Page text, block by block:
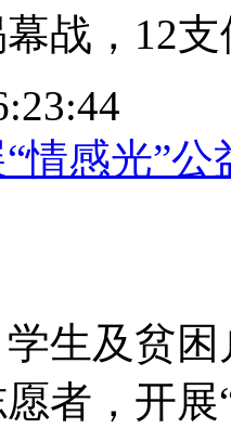
战，12
情感光”公
生及贫
者，开